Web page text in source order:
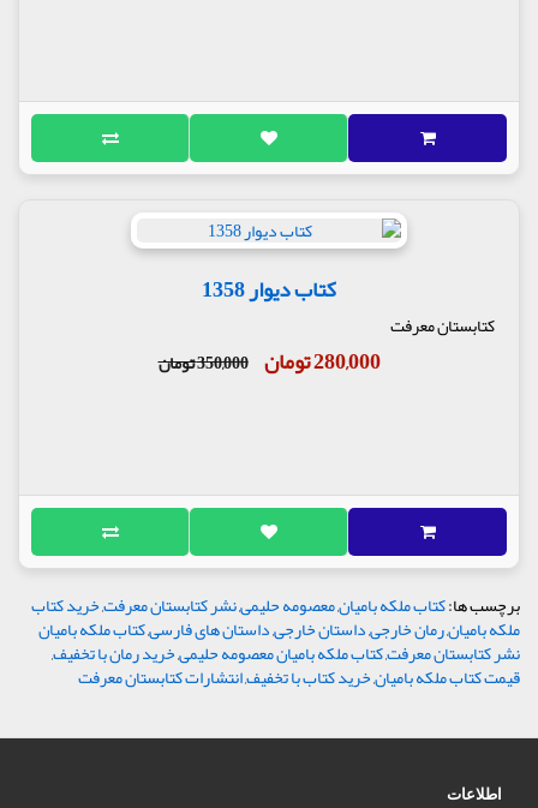
کتاب دیوار 1358
کتابستان معرفت
280,000 تومان 350,000 تومان
برچسب ها:کتاب ملکه بامیان,معصومه حلیمی,نشر کتابستان معرفت,خرید کتاب
ملکه بامیان,رمان خارجی,داستان خارجی,داستان های فارسی,کتاب ملکه بامیان
نشر کتابستان معرفت,کتاب ملکه بامیان معصومه حلیمی,خرید رمان با تخفیف,
قیمت کتاب ملکه بامیان,خرید کتاب با تخفیف,انتشارات کتابستان معرفت
اطلاعات